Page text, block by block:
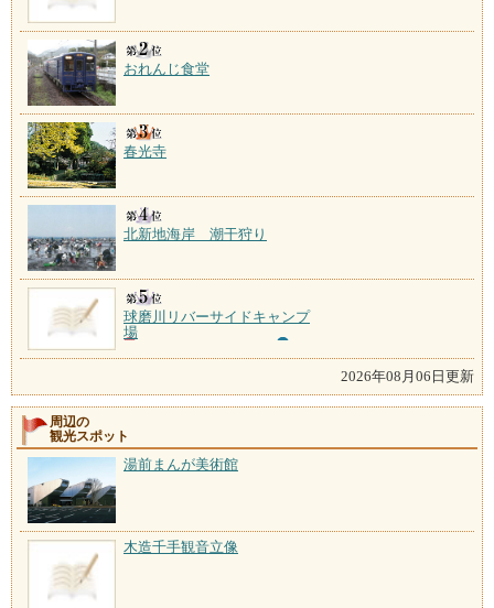
おれんじ食堂
春光寺
北新地海岸 潮干狩り
球磨川リバーサイドキャンプ
場
2026年08月06日更新
周辺の
観光スポット
湯前まんが美術館
木造千手観音立像